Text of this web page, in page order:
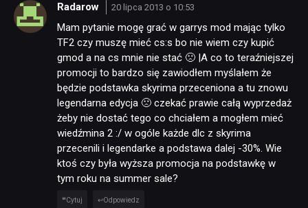
Radarow 20 lipca 2013 o 10:53
Mam pytanie mogę grać w garrys mod mając tylko
TF2 czy muszę mieć cs:s bo nie wiem czy kupić
gmod a na cs mnie nie stać 🙁 |A co to teraźniejszej
promocji to bardzo się zawiodłem myślałem że
będzie podstawka skyrima przeceniona a tu znowu
legendarna edycja 🙁 czekać prawie całą wyprzedaż
żeby nie dostać tego co chciałem a mogłem mieć
wiedźmina 2 :/ w ogóle każde dlc z skyrima
przecenili i legendarke a podstawa dalej -30%. Wie
ktoś czy była wyższa promocja na podstawkę w
tym roku na summer sale?
Cytuj Odpowiedz